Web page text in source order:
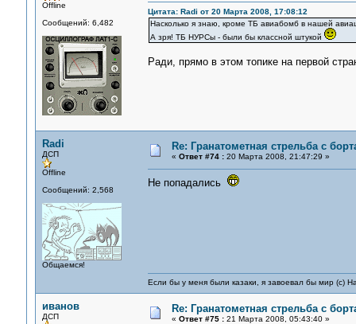
Offline
Сообщений: 6,482
Цитата: Radi от 20 Марта 2008, 17:08:12
Насколько я знаю, кроме ТБ авиабомб в нашей
А зря! ТБ НУРСы - были бы классной штукой
Ради, прямо в этом топике на первой
Radi
ДСП
Offline
Сообщений: 2,568
Общаемся!
Re: Гранатометная стрельба с
« Ответ #74 :20 Марта 2008, 21:47:29 »
Не попадались
Если бы у меня были казаки, я завоевал бы мир (с)
иванов
ДСП
Re: Гранатометная стрельба с
« Ответ #75 :21 Марта 2008, 05:43:40 »